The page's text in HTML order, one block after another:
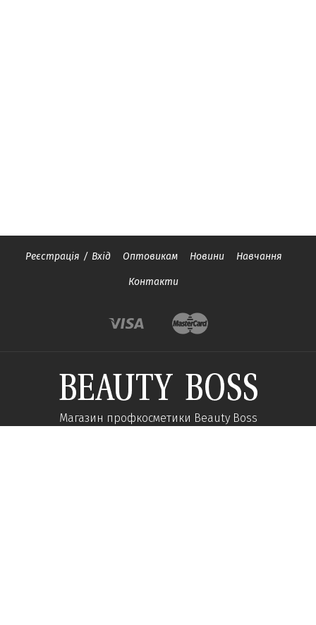
Реєстрація / Вхід Оптовикам Новини Навчання
Контакти
Магазин профкосметики Beauty Boss